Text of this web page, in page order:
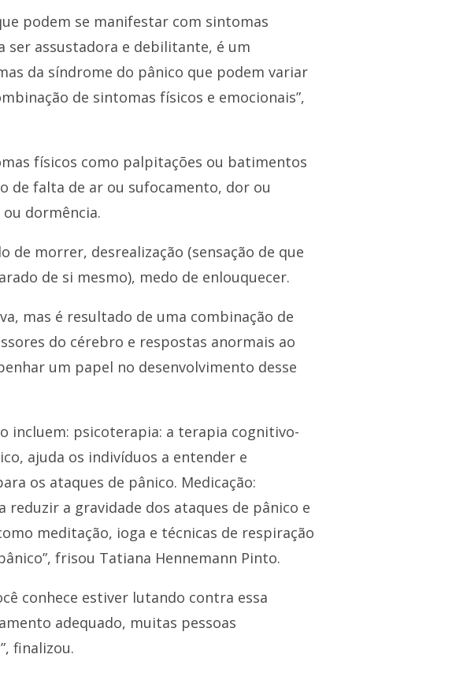
podem se manifestar com sintomas
ser assustadora e debilitante, é um
da síndrome do pânico que podem variar
de sintomas físicos e emocionais”,
físicos como palpitações ou batimentos
de falta de ar ou sufocamento, dor ou
dormência.
de morrer, desrealização (sensação de que
de si mesmo), medo de enlouquecer.
mas é resultado de uma combinação de
do cérebro e respostas anormais ao
um papel no desenvolvimento desse
incluem: psicoterapia: a terapia cognitivo-
ajuda os indivíduos a entender e
os ataques de pânico. Medicação:
a gravidade dos ataques de pânico e
meditação, ioga e técnicas de respiração
frisou Tatiana Hennemann Pinto.
conhece estiver lutando contra essa
adequado, muitas pessoas
finalizou.